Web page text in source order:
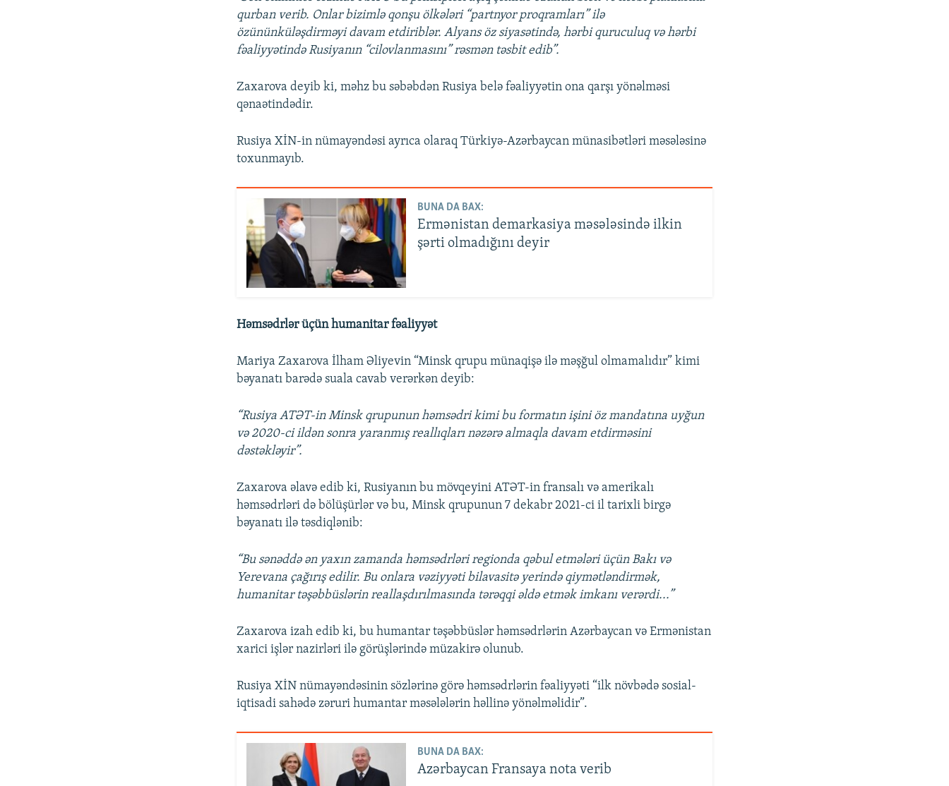
qurban verib. Onlar bizimlə qonşu ölkələri “partnyor proqramları” ilə
özününküləşdirməyi davam etdiriblər. Alyans öz siyasətində, hərbi quruculuq və hərbi
fəaliyyətində Rusiyanın “cilovlanmasını” rəsmən təsbit edib”.
Zaxarova deyib ki, məhz bu səbəbdən Rusiya belə fəaliyyətin ona qarşı yönəlməsi
qənaətindədir.
Rusiya XİN-in nümayəndəsi ayrıca olaraq Türkiyə-Azərbaycan münasibətləri məsələsinə
toxunmayıb.
BUNA DA BAX:
Ermənistan demarkasiya məsələsində ilkin
şərti olmadığını deyir
Həmsədrlər üçün humanitar fəaliyyət
Mariya Zaxarova İlham Əliyevin “Minsk qrupu münaqişə ilə məşğul olmamalıdır” kimi
bəyanatı barədə suala cavab verərkən deyib:
“Rusiya ATƏT-in Minsk qrupunun həmsədri kimi bu formatın işini öz mandatına uyğun
və 2020-ci ildən sonra yaranmış reallıqları nəzərə almaqla davam etdirməsini
dəstəkləyir”.
Zaxarova əlavə edib ki, Rusiyanın bu mövqeyini ATƏT-in fransalı və amerikalı
həmsədrləri də bölüşürlər və bu, Minsk qrupunun 7 dekabr 2021-ci il tarixli birgə
bəyanatı ilə təsdiqlənib:
“Bu sənəddə ən yaxın zamanda həmsədrləri regionda qəbul etmələri üçün Bakı və
Yerevana çağırış edilir. Bu onlara vəziyyəti bilavasitə yerində qiymətləndirmək,
humanitar təşəbbüslərin reallaşdırılmasında tərəqqi əldə etmək imkanı verərdi...”
Zaxarova izah edib ki, bu humantar təşəbbüslər həmsədrlərin Azərbaycan və Ermənistan
xarici işlər nazirləri ilə görüşlərində müzakirə olunub.
Rusiya XİN nümayəndəsinin sözlərinə görə həmsədrlərin fəaliyyəti “ilk növbədə sosial-
iqtisadi sahədə zəruri humantar məsələlərin həllinə yönəlməlidir”.
BUNA DA BAX:
Azərbaycan Fransaya nota verib